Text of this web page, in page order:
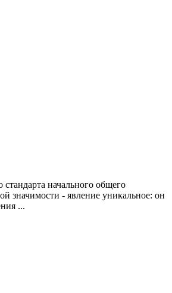
начального общего
значимости - явление уникальное: он
...